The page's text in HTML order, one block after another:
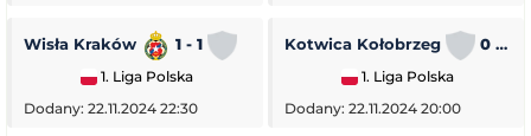
Wisła Kraków 1 - 1 Stal Rzeszów
1. Liga Polska
Dodany: 22.11.2024 22:30
Kotwica Kołobrzeg 0 - 5
1. Liga Polska
Dodany: 22.11.2024 20:00